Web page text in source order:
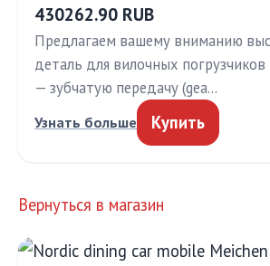
430262.90 RUB
Предлагаем вашему вниманию
деталь для вилочных
— зубчатую передачу (gea…
Узнать больше Купить
Вернуться в магазин